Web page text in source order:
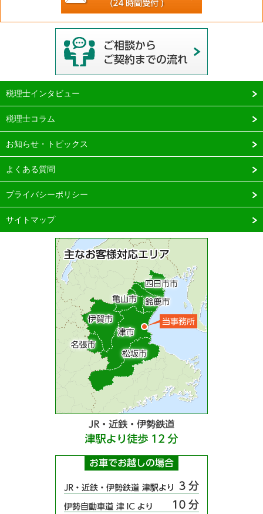
税理士インタビュー
税理士コラム
お知らせ・トピックス
よくある質問
プライバシーポリシー
サイトマップ